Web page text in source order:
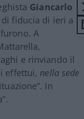
Giancarlo
fiducia di ieri al
A
e rinviando il
effettui, nella sede
In